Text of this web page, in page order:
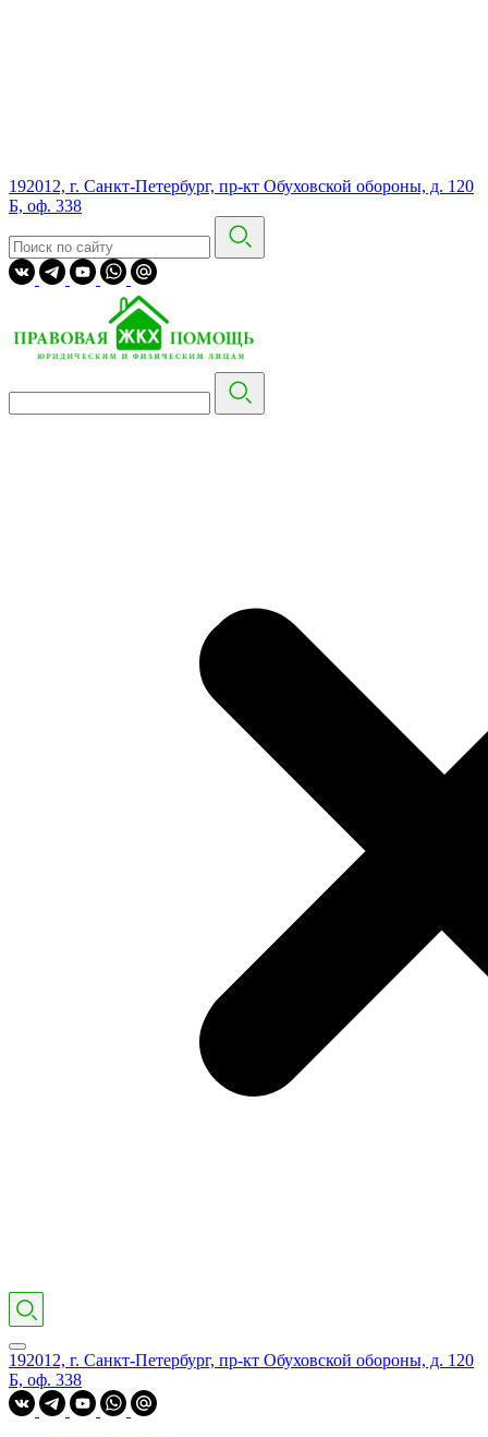
192012, г. Санкт-Петербург, пр-кт Обуховской обороны, д. 120
Б, оф. 338
192012, г. Санкт-Петербург, пр-кт Обуховской обороны, д. 120
Б, оф. 338